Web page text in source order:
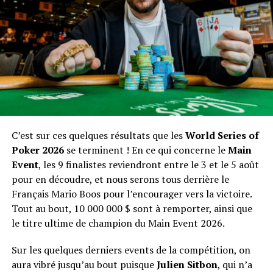
$.
Parmi les survivants, Max Neugebauer
(5 635 000),
Chris Brewer(2 075 000), etJoey Weissman(565 000)
sont toujours in.
Pour l’instant, les joueurs sont tous assurés de 51 258 $,
et le vainqueur de cette épreuve repartira avec le
bracelet et un très joli chèque de 1 089 964 $ !
C’est sur ces quelques résultats que lesWorld Series of
Poker 2026se terminent ! En ce qui concerne leMain
Event, les 9 finalistes reviendront entre le 3 et le 5 août
pour en découdre, et nous serons tous derrière le
Français Mario Boos pour l’encourager vers la victoire.
Tout au bout, 10 000 000 $ sont à remporter, ainsi que
le titre ultime de champion du Main Event 2026.
Sur les quelques derniers events de la compétition, on
aura vibré jusqu’au bout puisqueJulien Sitbon, qui n’a